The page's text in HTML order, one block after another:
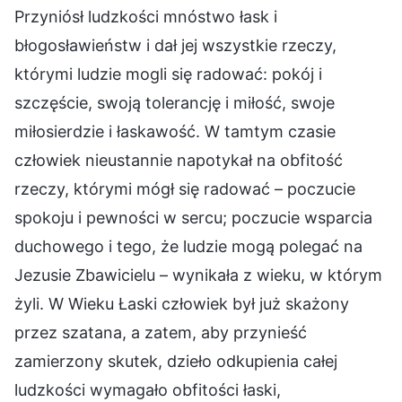
Przyniósł ludzkości mnóstwo łask i
błogosławieństw i dał jej wszystkie rzeczy,
którymi ludzie mogli się radować: pokój i
szczęście, swoją tolerancję i miłość, swoje
miłosierdzie i łaskawość. W tamtym czasie
człowiek nieustannie napotykał na obfitość
rzeczy, którymi mógł się radować – poczucie
spokoju i pewności w sercu; poczucie wsparcia
duchowego i tego, że ludzie mogą polegać na
Jezusie Zbawicielu – wynikała z wieku, w którym
żyli. W Wieku Łaski człowiek był już skażony
przez szatana, a zatem, aby przynieść
zamierzony skutek, dzieło odkupienia całej
ludzkości wymagało obfitości łaski,